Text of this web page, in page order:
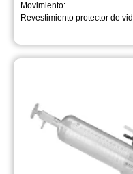
Movimiento:
Revestimiento protector de